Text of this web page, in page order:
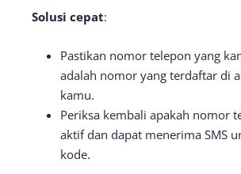
Solusi cepat:
Pastikan nomor telepon yang
adalah nomor yang terdaftar di
kamu.
Periksa kembali apakah nomor
aktif dan dapat menerima SMS
kode.